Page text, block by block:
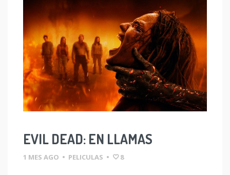
EVIL DEAD: EN LLAMAS
1 MES AGO • PELICULAS • 8